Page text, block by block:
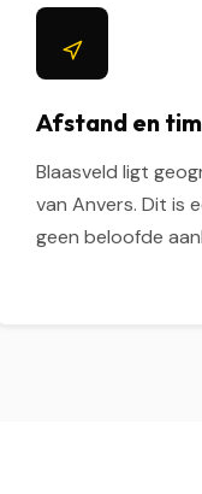
Afstand en
Blaasveld ligt
van Anvers. Dit is
geen beloofde